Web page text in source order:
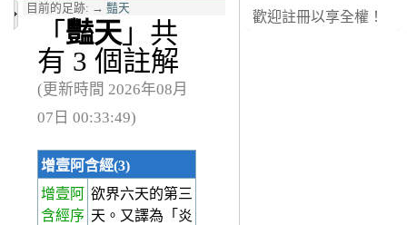
目前的足跡: → 豔天
「 豔天 」共
有 3 個註解
(更新時間 2026年08月
07日 00:33:49)
增壹阿含經(3)
增壹阿
含經序
欲界六天的第三
天。又譯為「炎
歡迎註冊以享全權！